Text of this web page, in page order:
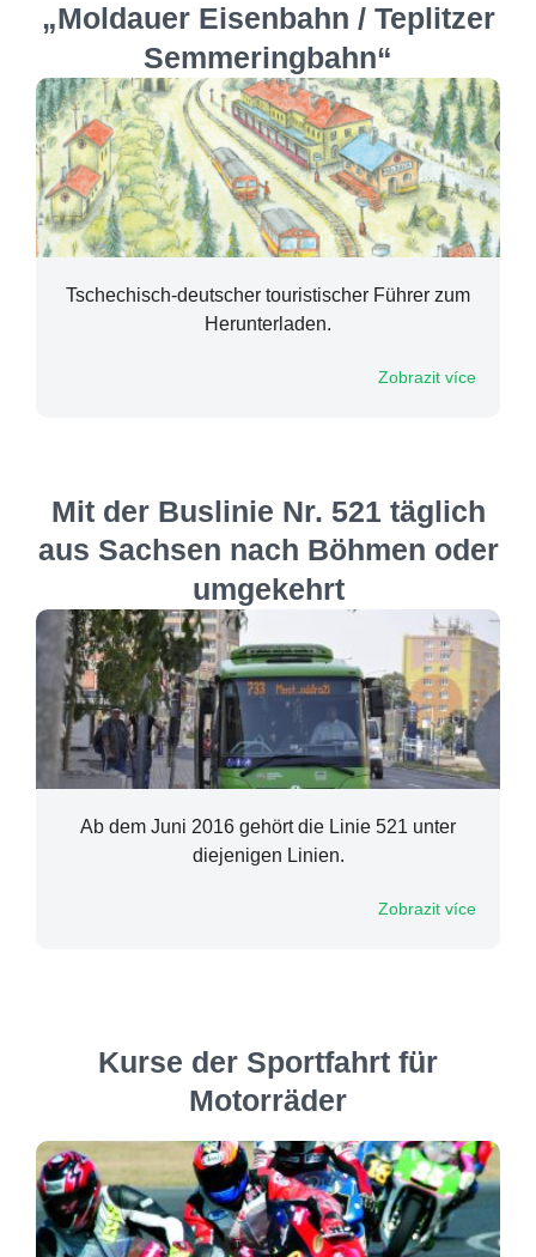
„Moldauer Eisenbahn / Teplitzer
Semmeringbahn“
Tschechisch-deutscher touristischer Führer zum
Herunterladen.
Zobrazit více
Mit der Buslinie Nr. 521 täglich
aus Sachsen nach Böhmen oder
umgekehrt
Ab dem Juni 2016 gehört die Linie 521 unter
diejenigen Linien.
Zobrazit více
Kurse der Sportfahrt für
Motorräder